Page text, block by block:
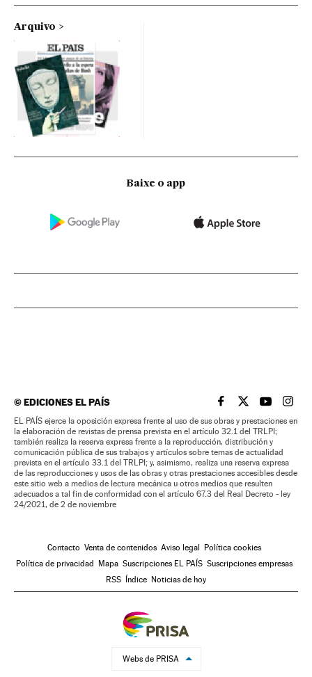
Arquivo
Baixe o app
©EDICIONES EL PAÍS EL PAÍS BRASIL EN
EL PAÍSEL PAÍS
EL
EL PAÍS ejerce la oposición expresa frente al uso de sus obras y prestaciones en
la elaboración de revistas de prensa prevista en el artículo 32.1 del TRLPI;
también realiza la reserva expresa frente a la reproducción, distribución y
comunicación pública de sus trabajos y artículos sobre temas de actualidad
prevista en el artículo 33.1 del TRLPI; y, asimismo, realiza una reserva expresa
de las reproducciones y usos de las obras y otras prestaciones accesibles desde
este sitio web a medios de lectura mecánica u otros medios que resulten
adecuados a tal fin de conformidad con el artículo 67.3 del Real Decreto - ley
24/2021, de 2 de noviembre
Contacto Venta de contenidos Aviso legal Política cookies
Política de privacidad Mapa Suscripciones EL PAÍS Suscripciones empresas
RSS Índice Noticias de hoy
Webs de PRISA